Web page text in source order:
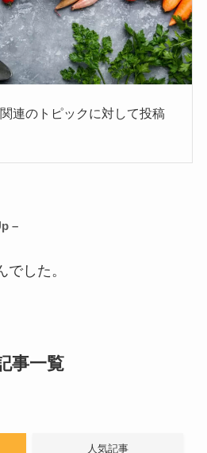
連のトピックに対して投稿
–
した。
事一覧
人気記事